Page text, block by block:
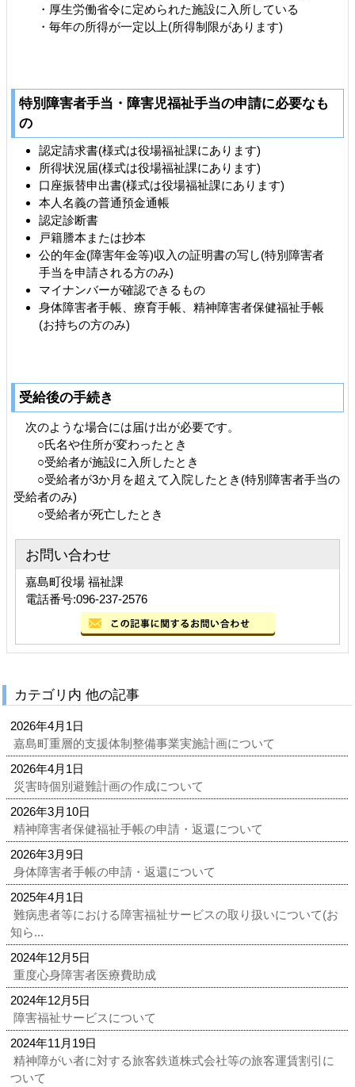
・厚生労働省令に定められた施設に入所している
・毎年の所得が一定以上(所得制限があります)
特別障害者手当・障害児福祉手当の申請に必要なも
の
認定請求書(様式は役場福祉課にあります)
所得状況届(様式は役場福祉課にあります)
口座振替申出書(様式は役場福祉課にあります)
本人名義の普通預金通帳
認定診断書
戸籍謄本または抄本
公的年金(障害年金等)収入の証明書の写し(特別障害者
手当を申請される方のみ)
マイナンバーが確認できるもの
身体障害者手帳、療育手帳、精神障害者保健福祉手帳
(お持ちの方のみ)
受給後の手続き
次のような場合には届け出が必要です。
○氏名や住所が変わったとき
○受給者が施設に入所したとき
○受給者が3か月を超えて入院したとき(特別障害者手当の
受給者のみ)
○受給者が死亡したとき
お問い合わせ
嘉島町役場 福祉課
電話番号:096-237-2576
カテゴリ内 他の記事
2026年4月1日
嘉島町重層的支援体制整備事業実施計画について
2026年4月1日
災害時個別避難計画の作成について
2026年3月10日
精神障害者保健福祉手帳の申請・返還について
2026年3月9日
身体障害者手帳の申請・返還について
2025年4月1日
難病患者等における障害福祉サービスの取り扱いについて(お
知ら...
2024年12月5日
重度心身障害者医療費助成
2024年12月5日
障害福祉サービスについて
2024年11月19日
精神障がい者に対する旅客鉄道株式会社等の旅客運賃割引に
ついて